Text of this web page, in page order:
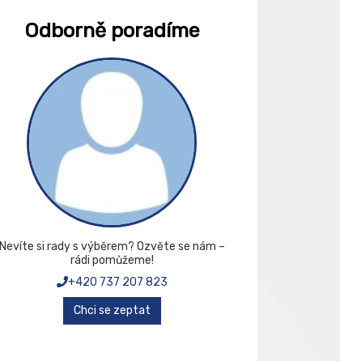
Odborně poradíme
Nevíte si rady s výběrem? Ozvěte se nám –
rádi pomůžeme!
+420 737 207 823
Chci se zeptat